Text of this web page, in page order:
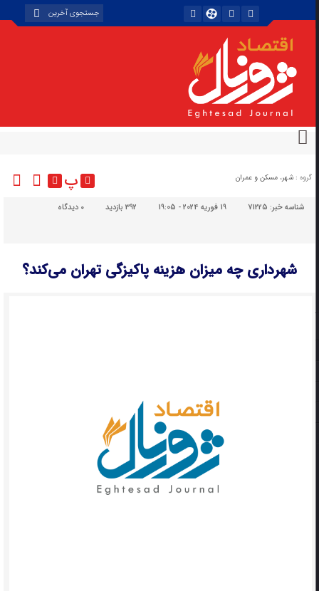
گروه : شهر، مسکن و عمران پ
شناسه خبر:71225 19 فوریه 2024 - 19:05 392 بازدید دیدگاه
شهرداری چه میزان هزینه پاکیزگی تهران می‌کند؟